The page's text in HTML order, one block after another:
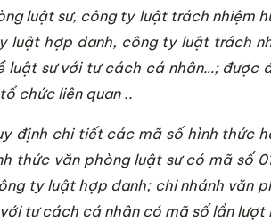
luật sư, công ty luật trách nhiệm
luật hợp danh, công ty luật trách
luật sư với tư cách cá nhân…; được
chức liên quan ..
định chi tiết các mã số hình thức
thức văn phòng luật sư có mã số
ty luật hợp danh; chi nhánh văn
tư cách cá nhân có mã số lần